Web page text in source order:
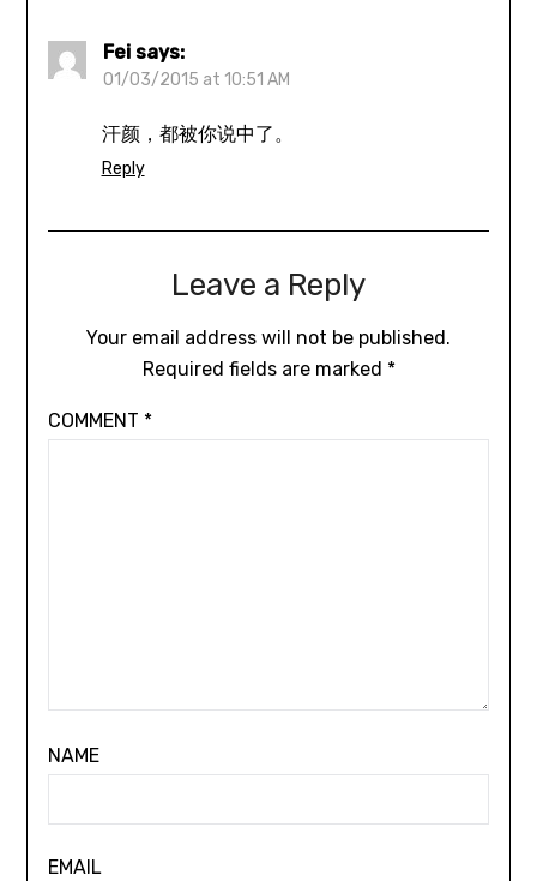
Fei says:
01/03/2015 at 10:51 AM
汗颜，都被你说中了。
Reply
Leave a Reply
Your email address will not be published.
Required fields are marked *
COMMENT *
NAME
EMAIL